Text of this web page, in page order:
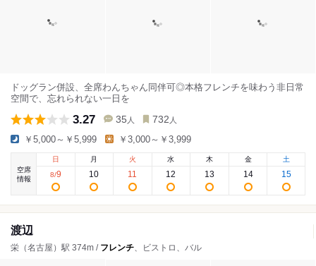
ドッグラン併設、全席わんちゃん同伴可◎本格フレンチを味わう非日常
空間で、忘れられない一日を
3.27 35 人 732 人
￥5,000～￥5,999 ￥3,000～￥3,999
空席
情報
日
8/9
月
10
火
11
水
12
木
13
金
14
土
15
渡辺
栄（名古屋）駅 374m / フレンチ、ビストロ、バル